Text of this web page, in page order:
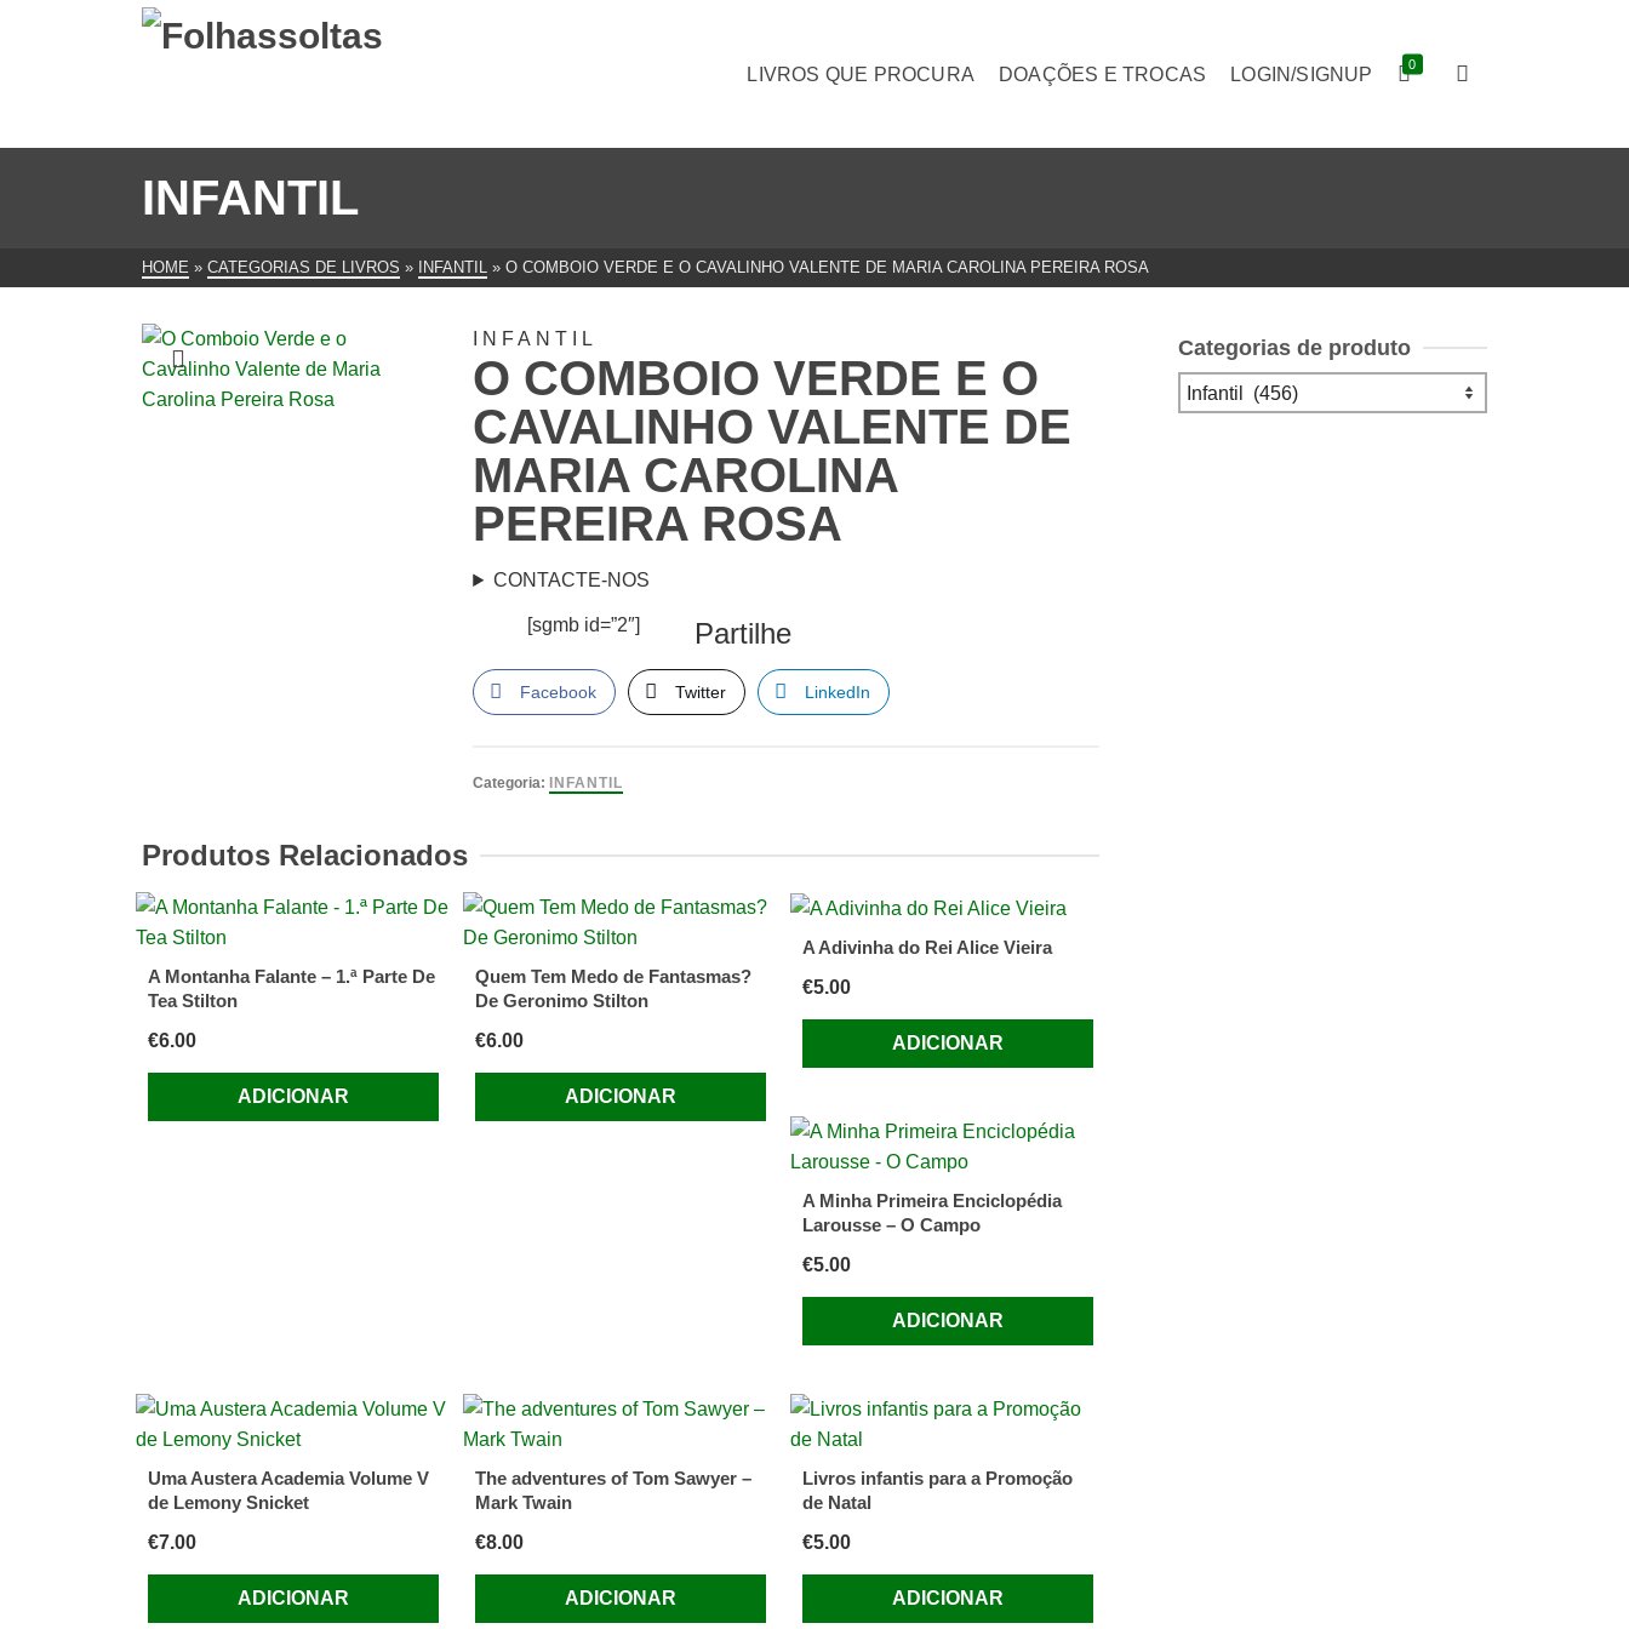
LIVROS QUE PROCURA DOAÇÕES E TROCAS LOGIN/SIGNUP 0
INFANTIL
HOME » CATEGORIAS DE LIVROS » INFANTIL » O COMBOIO VERDE E O CAVALINHO VALENTE DE MARIA CAROLINA PEREIRA ROSA
INFANTIL
O COMBOIO VERDE E O
CAVALINHO VALENTE DE
MARIA CAROLINA
PEREIRA ROSA
CONTACTE-NOS
[sgmb id=”2″] Partilhe
Facebook Twitter LinkedIn
Categoria: INFANTIL
Produtos Relacionados
A Montanha Falante – 1.ª Parte De
Tea Stilton
€6.00
ADICIONAR
Quem Tem Medo de Fantasmas?
De Geronimo Stilton
€6.00
ADICIONAR
A Adivinha do Rei Alice Vieira
€5.00
ADICIONAR
A Minha Primeira Enciclopédia
Larousse – O Campo
€5.00
ADICIONAR
Uma Austera Academia Volume V
de Lemony Snicket
€7.00
ADICIONAR
The adventures of Tom Sawyer –
Mark Twain
€8.00
ADICIONAR
Livros infantis para a Promoção
de Natal
€5.00
ADICIONAR
Categorias de produto